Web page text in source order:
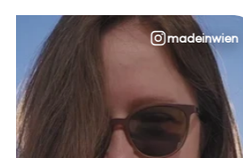
madeinwien